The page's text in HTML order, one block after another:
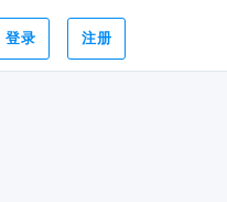
登录 注册